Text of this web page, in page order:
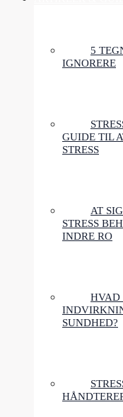
5
IGNORERE
GUIDE TIL
STRESS
AT
STRESS
INDRE RO
HVAD
SUNDHED?